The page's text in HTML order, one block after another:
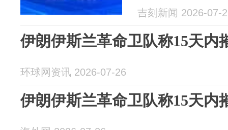
用无人机，
吉刻新闻 2026-07-
伊朗伊斯兰革命卫队称15天内
环球网资讯 2026-07-26
伊朗伊斯兰革命卫队称15天内